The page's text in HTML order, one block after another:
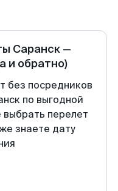
Саранск—
и обратно)
без посредников
по выгодной
перелет
знаете дату